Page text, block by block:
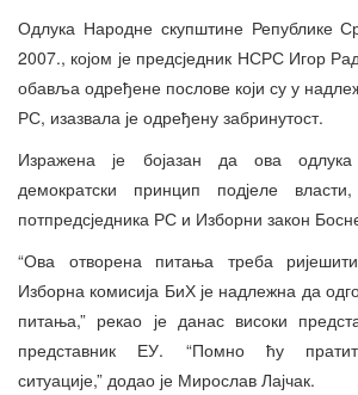
Одлука Народне скупштине Републике
2007., којом је предсједник НСРС Игор
обавља одређене послове који су у
РС, изазвала је одређену забринутост.
Изражена је бојазан да ова
демократски принцип подјеле
потпредсједника РС и Изборни закон
“Ова отворена питања треба
Изборна комисија БиХ је надлежна да
питања,” рекао је данас високи
представник ЕУ. “Помно ћу
ситуације,” додао је Мирослав Лајчак.